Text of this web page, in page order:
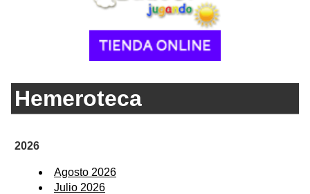
Hemeroteca
2026
Agosto 2026
Julio 2026